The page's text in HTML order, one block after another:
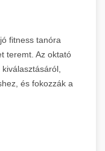
fitness tanóra
teremt. Az oktató
és fokozzák a